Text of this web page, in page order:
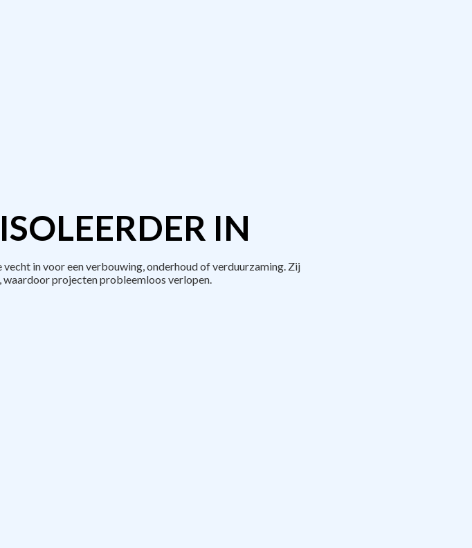
IN
in voor een verbouwing, onderhoud of verduurzaming. Zij
projecten probleemloos verlopen.